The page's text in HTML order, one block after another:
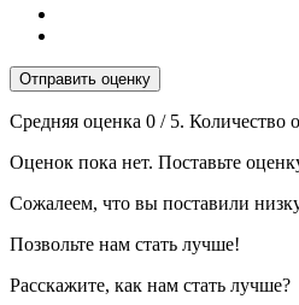
Отправить оценку
Средняя оценка 0 / 5. Количество
Оценок пока нет. Поставьте
Сожалеем, что вы поставили
Позвольте нам стать лучше!
Расскажите, как нам стать лучше?